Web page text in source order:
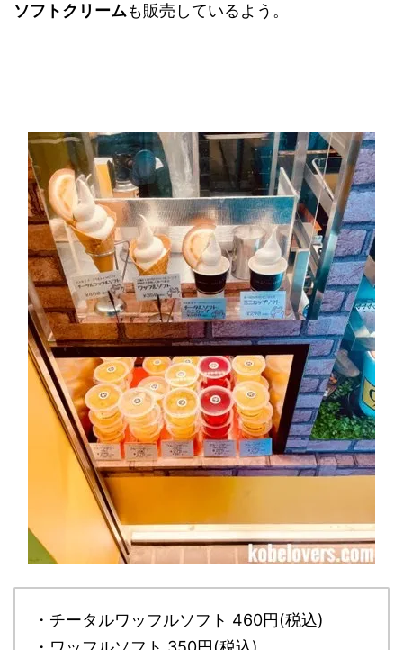
ソフトクリームも販売しているよう。
・チータルワッフルソフト 460円(税込)